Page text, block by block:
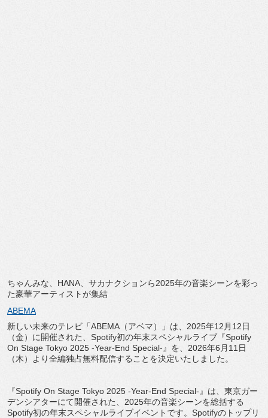
ちゃんみな、HANA、 サカナクションら2025年の音楽シーンを彩っ
た豪華アーティス トが集結
ABEMA
新しい未来のテレビ「ABEMA（アベマ）」は、 2025年12月12日
（金）に開催された、 Spotify初の年末スペシャルライブ『Spotify
On Stage Tokyo 2025 -Year-End Special-』を、2026年6月11日
（木）
より全編独占無料配信することを決定いたしました。
『Spotify On Stage Tokyo 2025 -Year-End Special-』は、東京ガー
デンシアターにて開催された、 2025年の音楽シーンを総括する
Spotify初の年末スペシャルライブイベントです。 Spotifyのトップリ